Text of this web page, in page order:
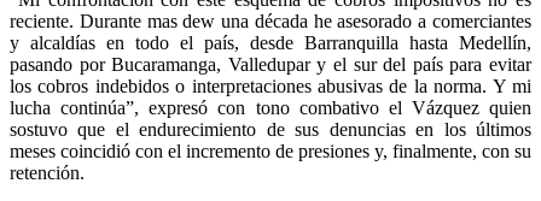
reciente. Durante mas dew una década he asesorado a comerciantes
y alcaldías en todo el país, desde Barranquilla hasta Medellín,
pasando por Bucaramanga, Valledupar y el sur del país para evitar
los cobros indebidos o interpretaciones abusivas de la norma. Y mi
lucha continúa”, expresó con tono combativo el Vázquez quien
sostuvo que el endurecimiento de sus denuncias en los últimos
meses coincidió con el incremento de presiones y, finalmente, con su
retención.